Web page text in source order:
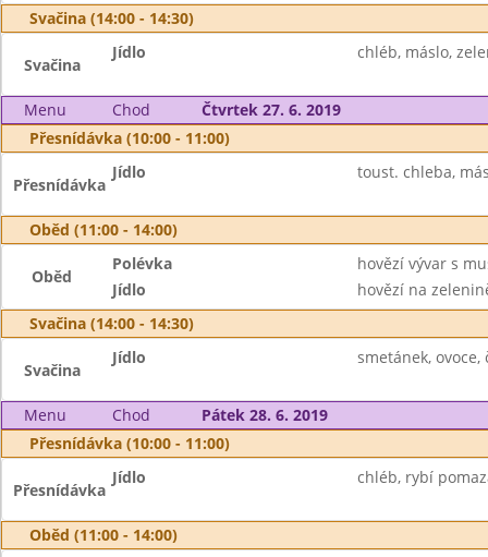
Svačina (14:00 - 14:30)
Svačina
Jídlo chléb, máslo,
Menu Chod
Čtvrtek 27. 6. 2019
Přesnídávka (10:00 - 11:00)
Přesnídávka
Jídlo toust. chleba,
Oběd (11:00 - 14:00)
Oběd
Polévka
hovězí vývar s
Jídlo
hovězí na
Svačina (14:00 - 14:30)
Svačina
Jídlo smetánek, ovoce,
Menu Chod
Pátek 28. 6. 2019
Přesnídávka (10:00 - 11:00)
Přesnídávka
Jídlo chléb, rybí
Oběd (11:00 - 14:00)